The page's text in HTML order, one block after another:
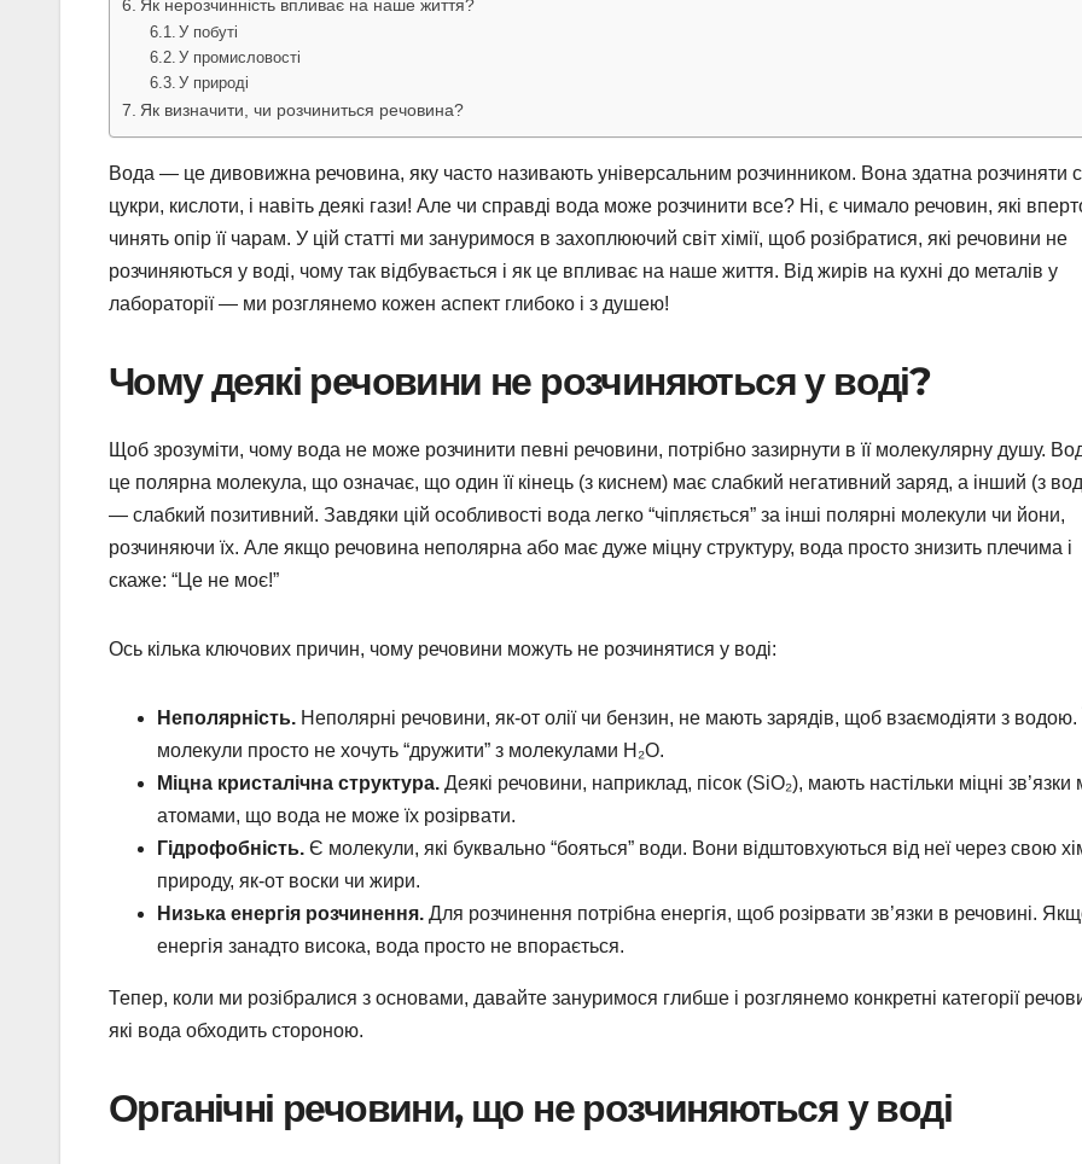
Як нерозчинність впливає на наше життя?
У побуті
У промисловості
У природі
Як визначити, чи розчиниться речовина?
Вода — це дивовижна речовина, яку часто називають універсальним розчинником. Вона здатна розчиняти
цукри, кислоти, і навіть деякі гази! Але чи справді вода може розчинити все? Ні, є чимало речовин, які
чинять опір її чарам. У цій статті ми зануримося в захоплюючий світ хімії, щоб розібратися, які речовини не
розчиняються у воді, чому так відбувається і як це впливає на наше життя. Від жирів на кухні до металів у
лабораторії — ми розглянемо кожен аспект глибоко і з душею!
Чому деякі речовини не розчиняються у воді?
Щоб зрозуміти, чому вода не може розчинити певні речовини, потрібно зазирнути в її молекулярну душу.
це полярна молекула, що означає, що один її кінець (з киснем) має слабкий негативний заряд, а інший (з
— слабкий позитивний. Завдяки цій особливості вода легко “чіпляється” за інші полярні молекули чи йони,
розчиняючи їх. Але якщо речовина неполярна або має дуже міцну структуру, вода просто знизить плечима і
скаже: “Це не моє!”
Ось кілька ключових причин, чому речовини можуть не розчинятися у воді:
Неполярність. Неполярні речовини, як-от олії чи бензин, не мають зарядів, щоб взаємодіяти з водою.
молекули просто не хочуть “дружити” з молекулами H₂O.
Міцна кристалічна структура. Деякі речовини, наприклад, пісок (SiO₂), мають настільки міцні зв’язки
атомами, що вода не може їх розірвати.
Гідрофобність. Є молекули, які буквально “бояться” води. Вони відштовхуються від неї через свою
природу, як-от воски чи жири.
Низька енергія розчинення. Для розчинення потрібна енергія, щоб розірвати зв’язки в речовині.
енергія занадто висока, вода просто не впорається.
Тепер, коли ми розібралися з основами, давайте зануримося глибше і розглянемо конкретні категорії
які вода обходить стороною.
Органічні речовини, що не розчиняються у воді